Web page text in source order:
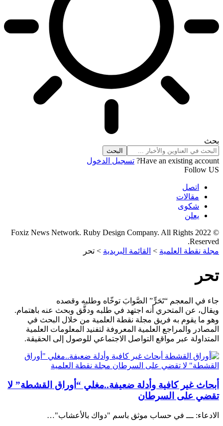
بحث
Have an existing account?
تسجيل الدخول
Follow US
اتصل
مقالات
شكوى
يعلن
© 2022 Foxiz News Network. Ruby Design Company. All Rights
Reserved.
مجلة نقطة العلمية > القائمة البريدية > تحر
تحر
جاء في المعجم “تَحَرٍّ” الصَّوابَ توخّاه وطلبه وقصده
ويقال، عن المتحري أنه اجتهد في طلبه ودقَّق وبحث عنه باهتمام.
وهو ما يقوم به فريق مجلة نقطة العلمية من خلال البحث في
المصادر والمراجع العلمية المعروفة لتفنيد المعلومات العلمية
المتداولة عبر مواقع التواصل الاجتماعي للوصول إلى الحقيقة.
أبحاث غير كافية وأدلة ضعيفة..مغلي “أوراق القشطة” لا
تقضي على السرطان
الادعاء: ـــ في حساب موثق باسم "دواك بالأعشاب"…